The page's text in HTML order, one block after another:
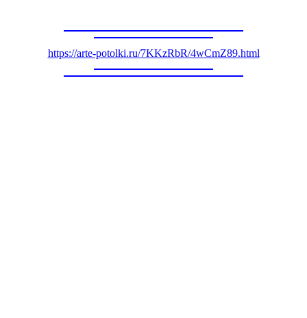
https://arte-potolki.ru/7KKzRbR/4wCmZ89.html